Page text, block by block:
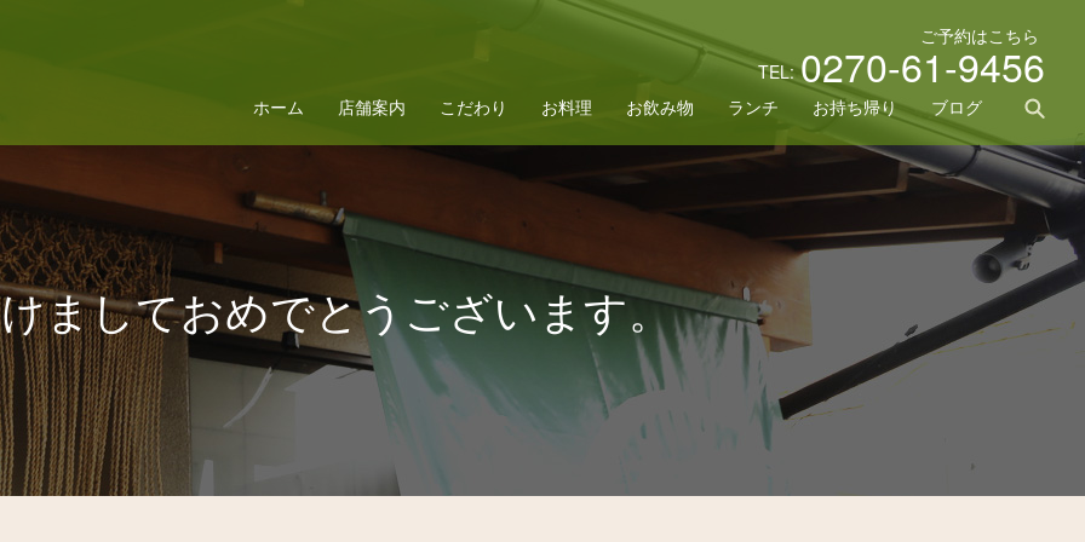
ホーム 店舗案内 こだわり お料理 お飲み物 ランチ お持ち帰り ブログ
ご予約はこちら
TEL: 0270-61-9456
ましておめでとうございます。